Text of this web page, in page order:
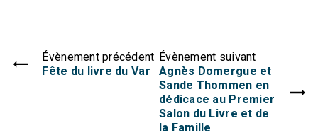
Évènement précédent
Fête du livre du Var
Évènement suivant
Agnès Domergue et
Sande Thommen en
dédicace au Premier
Salon du Livre et de
la Famille